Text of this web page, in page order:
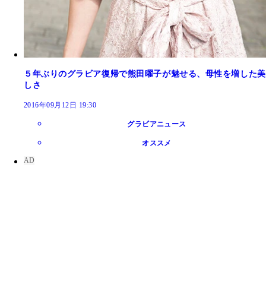
５年ぶりのグラビア復帰で熊田曜子が魅せる、母性を増した美
しさ
2016年09月12日 19:30
グラビアニュース
オススメ